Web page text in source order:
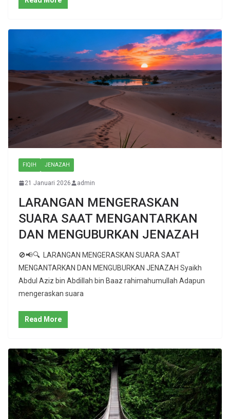
FIQIH JENAZAH
21 Januari 2026 admin
LARANGAN MENGERASKAN
SUARA SAAT MENGANTARKAN
DAN MENGUBURKAN JENAZAH
🚫📢🔍 LARANGAN MENGERASKAN SUARA SAAT
MENGANTARKAN DAN MENGUBURKAN JENAZAH Syaikh
Abdul Aziz bin Abdillah bin Baaz rahimahumullah Adapun
mengeraskan suara
Read More